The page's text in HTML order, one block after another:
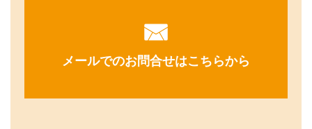
メールでのお問合せはこちらから